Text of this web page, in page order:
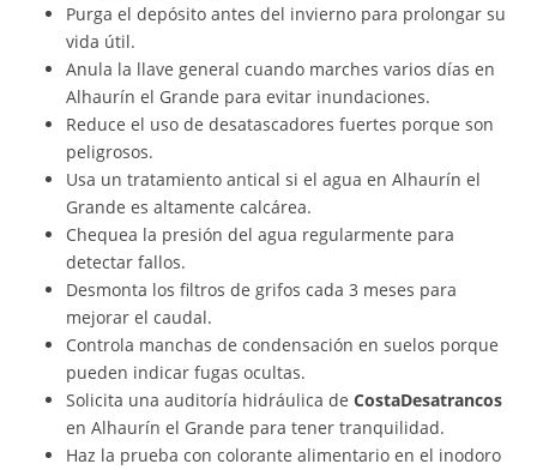
Purga el depósito antes del invierno para prolongar su
vida útil.
Anula la llave general cuando marches varios días en
Alhaurín el Grande para evitar inundaciones.
Reduce el uso de desatascadores fuertes porque son
peligrosos.
Usa un tratamiento antical si el agua en Alhaurín el
Grande es altamente calcárea.
Chequea la presión del agua regularmente para
detectar fallos.
Desmonta los filtros de grifos cada 3 meses para
mejorar el caudal.
Controla manchas de condensación en suelos porque
pueden indicar fugas ocultas.
Solicita una auditoría hidráulica de CostaDesatrancos
en Alhaurín el Grande para tener tranquilidad.
Haz la prueba con colorante alimentario en el inodoro